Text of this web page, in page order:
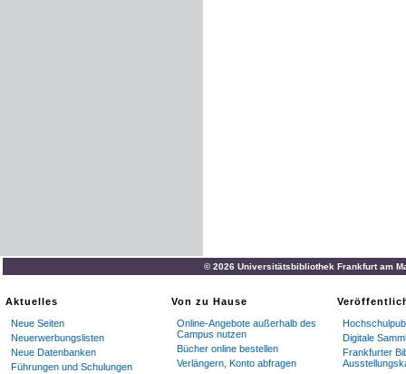
© 2026 Universitätsbibliothek Frankfurt am
Aktuelles
Neue Seiten
Neuerwerbungslisten
Neue Datenbanken
Führungen und Schulungen
Von zu Hause
Online-Angebote außerhalb des
Campus nutzen
Bücher online bestellen
Verlängern, Konto abfragen
Digitale
Frankfurter